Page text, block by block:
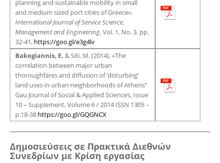
planning and sustainable mobility in small
and medium sized port cities of Greece».
International Journal of Service Science,
Management and Engineering, Vol. 1, No. 3, pp.
32-41, https://goo.gl/e3g4lv
Bakogiannis, E. & Siti, M. (2014). «The
correlation between major urban
thoroughfares and diffusion of ‘disturbing’
land uses in urban neighborhoods of Athens”
Gau Journal of Social & Applied Sciences, Issue
10 – Supplement, Volume 6 / 2014 ISSN 1305 –
p.18-38 https://goo.gl/GQGNCX
Δημοσιεύσεις σε Πρακτικά Διεθνών
Συνεδρίων με Κρίση εργασίας